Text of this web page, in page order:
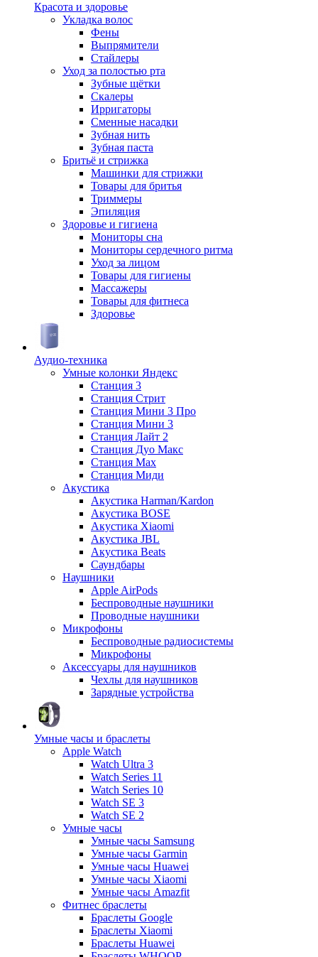
Красота и здоровье
Укладка волос
Фены
Выпрямители
Стайлеры
Уход за полостью рта
Зубные щётки
Скалеры
Ирригаторы
Сменные насадки
Зубная нить
Зубная паста
Бритьё и стрижка
Машинки для стрижки
Товары для бритья
Триммеры
Эпиляция
Здоровье и гигиена
Мониторы сна
Мониторы сердечного ритма
Уход за лицом
Товары для гигиены
Массажеры
Товары для фитнеса
Здоровье
Аудио-техника
Умные колонки Яндекс
Станция 3
Станция Стрит
Станция Мини 3 Про
Станция Мини 3
Станция Лайт 2
Станция Дуо Макс
Станция Max
Станция Миди
Акустика
Акустика Harman/Kardon
Акустика BOSE
Акустика Xiaomi
Акустика JBL
Акустика Beats
Саундбары
Наушники
Apple AirPods
Беспроводные наушники
Проводные наушники
Микрофоны
Беспроводные радиосистемы
Микрофоны
Аксессуары для наушников
Чехлы для наушников
Зарядные устройства
Умные часы и браслеты
Apple Watch
Watch Ultra 3
Watch Series 11
Watch Series 10
Watch SE 3
Watch SE 2
Умные часы
Умные часы Samsung
Умные часы Garmin
Умные часы Huawei
Умные часы Xiaomi
Умные часы Amazfit
Фитнес браслеты
Браслеты Google
Браслеты Xiaomi
Браслеты Huawei